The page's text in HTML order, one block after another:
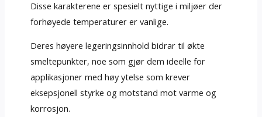
Disse karakterene er spesielt nyttige i miljøer der
forhøyede temperaturer er vanlige.
Deres høyere legeringsinnhold bidrar til økte
smeltepunkter, noe som gjør dem ideelle for
applikasjoner med høy ytelse som krever
eksepsjonell styrke og motstand mot varme og
korrosjon.